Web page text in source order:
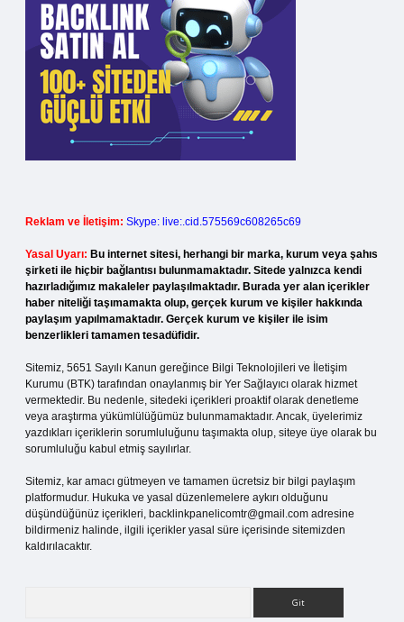
Reklam ve İletişim: Skype: live:.cid.575569c608265c69
Yasal Uyarı: Bu internet sitesi, herhangi bir marka, kurum veya şahıs
şirketi ile hiçbir bağlantısı bulunmamaktadır. Sitede yalnızca kendi
hazırladığımız makaleler paylaşılmaktadır. Burada yer alan içerikler
haber niteliği taşımamakta olup, gerçek kurum ve kişiler hakkında
paylaşım yapılmamaktadır. Gerçek kurum ve kişiler ile isim
benzerlikleri tamamen tesadüfidir.
Sitemiz, 5651 Sayılı Kanun gereğince Bilgi Teknolojileri ve İletişim
Kurumu (BTK) tarafından onaylanmış bir Yer Sağlayıcı olarak hizmet
vermektedir. Bu nedenle, sitedeki içerikleri proaktif olarak denetleme
veya araştırma yükümlülüğümüz bulunmamaktadır. Ancak, üyelerimiz
yazdıkları içeriklerin sorumluluğunu taşımakta olup, siteye üye olarak bu
sorumluluğu kabul etmiş sayılırlar.
Sitemiz, kar amacı gütmeyen ve tamamen ücretsiz bir bilgi paylaşım
platformudur. Hukuka ve yasal düzenlemelere aykırı olduğunu
düşündüğünüz içerikleri, backlinkpanelicomtr@gmail.com adresine
bildirmeniz halinde, ilgili içerikler yasal süre içerisinde sitemizden
kaldırılacaktır.